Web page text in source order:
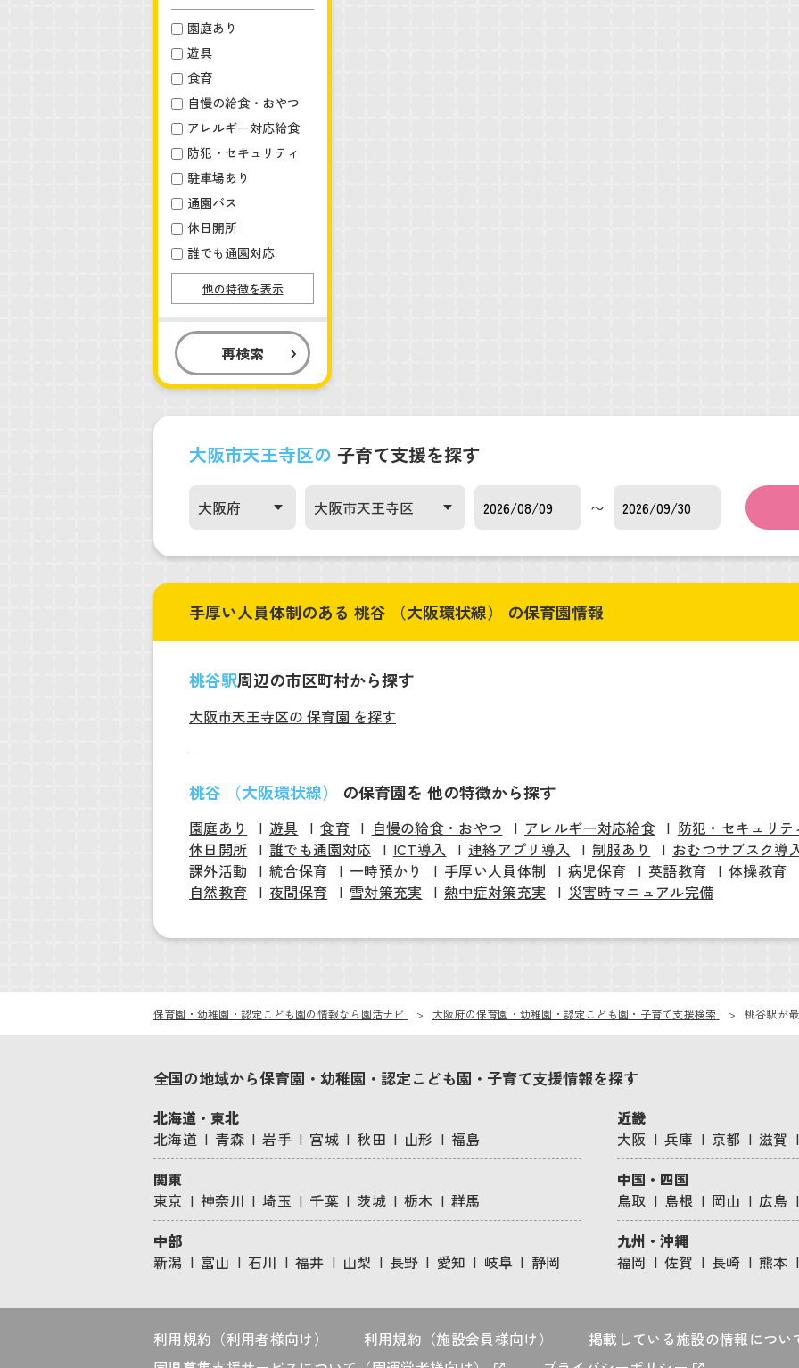
園庭あり
遊具
食育
自慢の給食・おやつ
アレルギー対応給食
防犯・セキュリティ
駐車場あり
通園バス
休日開所
誰でも通園対応
他の特徴を表示
再検索
大阪市天王寺区の 子育て支援を探す
〜
手厚い人員体制のある 桃谷 （大阪環状線） の保育園情報
桃谷駅周辺の市区町村から探す
大阪市天王寺区の 保育園 を探す
桃谷 （大阪環状線） の保育園を 他の特徴から探す
園庭あり 遊具 食育 自慢の給食・おやつ アレルギー対応給食
防犯・セキュリテ
休日開所
誰でも通園対応 ICT導入 連絡アプリ導入 制服あり
おむつサブスク導
課外活動
統合保育 一時預かり 手厚い人員体制 病児保育 英語教育
体操教育
自然教育
夜間保育 雪対策充実 熱中症対策充実 災害時マニュアル完備
保育園・幼稚園・認定こども園の情報なら園活ナビ 大阪府の保育園・幼稚園・認定こども園・子育て支援検索 桃谷駅が
全国の地域から保育園・幼稚園・認定こども園・子育て支援情報を探す
北海道・東北
北海道
青森 岩手 宮城 秋田 山形
福島
関東
東京
神奈川 埼玉 千葉 茨城 栃木
群馬
中部
新潟
富山 石川 福井 山梨 長野 愛知 岐阜 静岡
近畿
大阪
兵庫 京都
滋賀
中国・四国
鳥取
島根 岡山
広島
九州・沖縄
福岡
佐賀 長崎 熊本
利用規約（利用者様向け） 利用規約（施設会員様向け）
掲載している施設の情報につい